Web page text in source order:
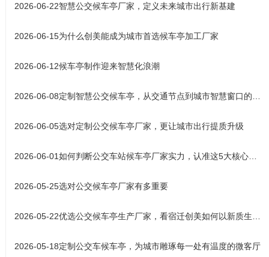
2026-06-22智慧公交候车亭厂家，定义未来城市出行新基建
2026-06-15为什么创美能成为城市首选候车亭加工厂家
2026-06-12候车亭制作迎来智慧化浪潮
2026-06-08定制智慧公交候车亭，从交通节点到城市智慧窗口的产业升级之路
2026-06-05选对定制公交候车亭厂家，更让城市出行提质升级
2026-06-01如何判断公交车站候车亭厂家实力，认准这5大核心标准
2026-05-25选对公交候车亭厂家有多重要
2026-05-22优选公交候车亭生产厂家，看宿迁创美如何以新质生产力铸就城市风
2026-05-18定制公交车候车亭，为城市雕琢每一处有温度的微客厅